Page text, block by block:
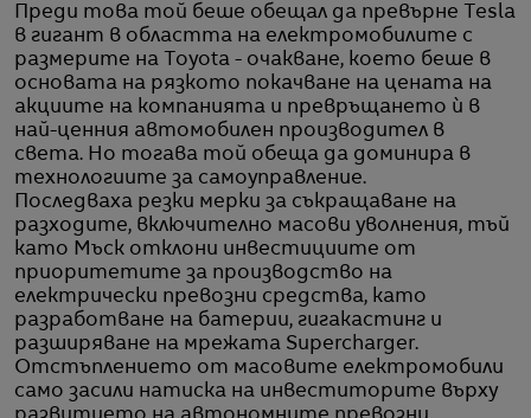
Преди това той беше обещал да превърне Tesla
в гигант в областта на електромобилите с
размерите на Toyota - очакване, което беше в
основата на рязкото покачване на цената на
акциите на компанията и превръщането ѝ в
най-ценния автомобилен производител в
света. Но тогава той обеща да доминира в
технологиите за самоуправление.
Последваха резки мерки за съкращаване на
разходите, включително масови уволнения, тъй
като Мъск отклони инвестициите от
приоритетите за производство на
електрически превозни средства, като
разработване на батерии, гигакастинг и
разширяване на мрежата Supercharger.
Отстъплението от масовите електромобили
само засили натиска на инвеститорите върху